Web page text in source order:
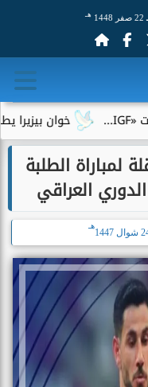
22 صفر 1448 هـ
خوان بيزيرا يطلب
لمباراة الطلبة
1447
هـ